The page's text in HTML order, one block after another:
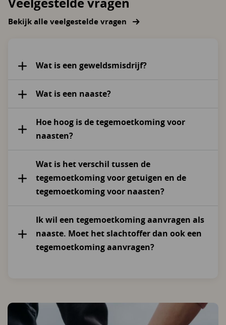
Bekijk alle veelgestelde vragen
Wat is een geweldsmisdrijf?
Wat is een naaste?
Hoe hoog is de tegemoetkoming voor
naasten?
Wat is het verschil tussen de
tegemoetkoming voor getuigen en de
tegemoetkoming voor naasten?
Ik wil een tegemoetkoming aanvragen als
naaste. Moet het slachtoffer dan ook een
tegemoetkoming aanvragen?